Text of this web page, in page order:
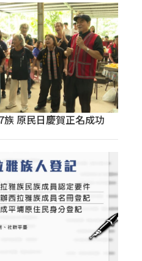
原民日慶賀正名成功